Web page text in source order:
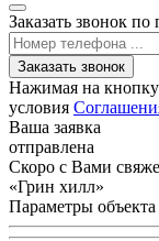
Заказать звонок
Заказать звонок
Нажимая на кнопку
условия
Ваша заявка
отправлена
Скоро с Вами
«Грин хилл»
Параметры объекта